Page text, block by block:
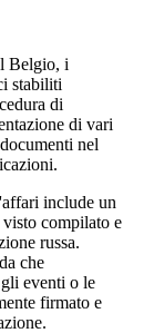
Belgio, i
stabiliti
di
di vari
nel
include un
compilato e
russa.
che
eventi o le
firmato e